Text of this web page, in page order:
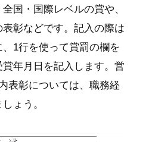
国・国際レベルの賞や、
彰などです。記入の際は
1行を使って賞罰の欄を
年月日を記入します。営
表彰については、職務経
ょう。